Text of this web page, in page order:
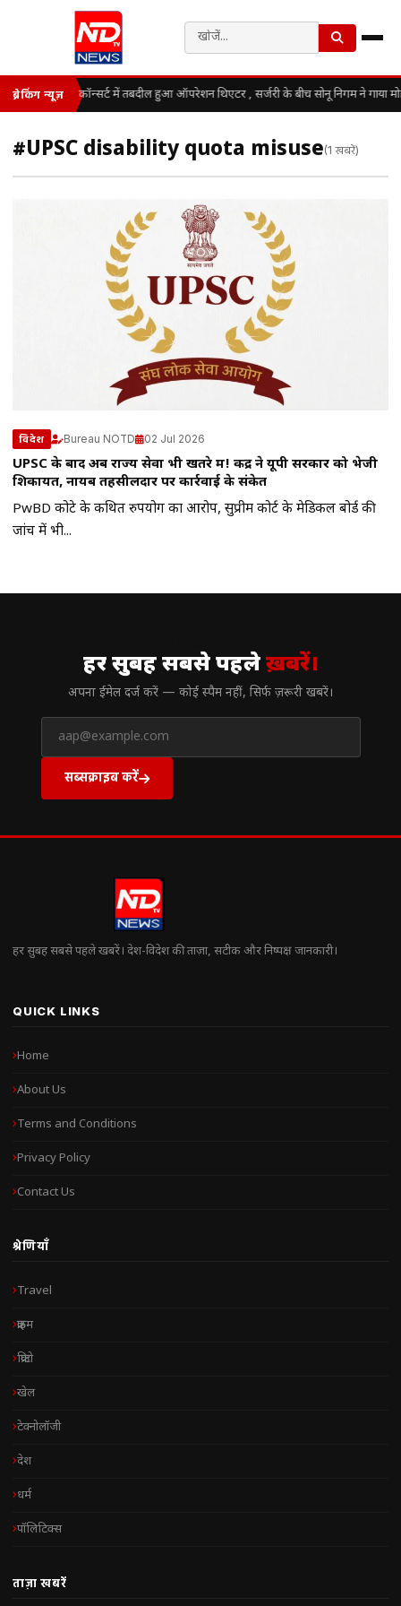
ब्रेकिंग न्यूज़ कॉन्सर्ट में तबदील हुआ ऑपरेशन थिएटर , सर्जरी के बीच सोनू निगम ने गाया
#UPSC disability quota misuse(1 खबरें)
विदेश Bureau NOTD 02 Jul 2026
UPSC के बाद अब राज्य सेवा भी खतरे में! केंद्र ने यूपी सरकार को भेजी
शिकायत, नायब तहसीलदार पर कार्रवाई के संकेत
PwBD कोटे के कथित दुरुपयोग का आरोप, सुप्रीम कोर्ट के मेडिकल बोर्ड की
जांच में भी...
हर सुबह सबसे पहलेख़बरें।
अपना ईमेल दर्ज करें — कोई स्पैम नहीं, सिर्फ ज़रूरी खबरें।
सब्सक्राइब करें
हर सुबह सबसे पहले खबरें। देश-विदेश की ताज़ा, सटीक और निष्पक्ष जानकारी।
QUICK LINKS
Home
About Us
Terms and Conditions
Privacy Policy
Contact Us
श्रेणियाँ
Travel
क्राइम
क्रिप्टो
खेल
टेक्नोलॉजी
देश
धर्म
पॉलिटिक्स
ताज़ा खबरें